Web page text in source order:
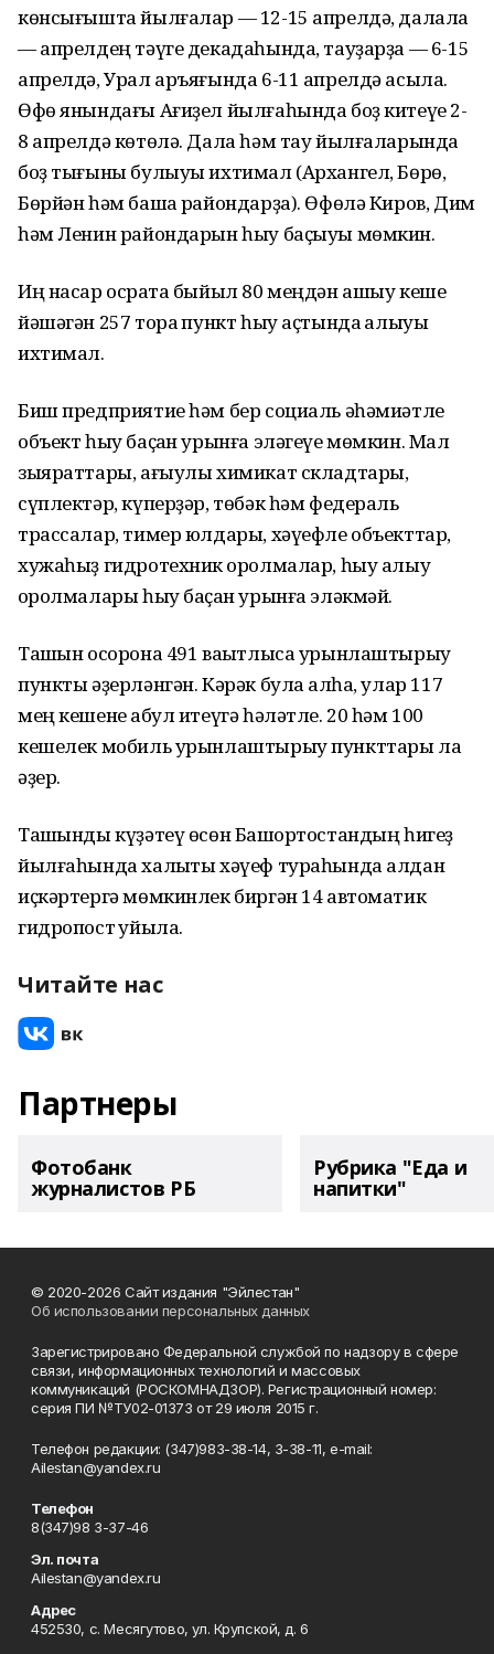
көнсығышта йылғалар — 12-15 апрелдә, далала
— апрелдең тәүге декадаһында, тауҙарҙа — 6-15
апрелдә, Урал аръяғында 6-11 апрелдә асыла.
Өфө янындағы Ағиҙел йылғаһында боҙ китеүе 2-
8 апрелдә көтөлә. Дала һәм тау йылғаларында
боҙ тығыны булыуы ихтимал (Архангел, Бөрө,
Бөрйән һәм башҡа райондарҙа). Өфөлә Киров, Дим
һәм Ленин райондарын һыу баҫыуы мөмкин.
Иң насар осраҡта быйыл 80 меңдән ашыу кеше
йәшәгән 257 тораҡ пункт һыу аҫтында ҡалыуы
ихтимал.
Биш предприятие һәм бер социаль әһәмиәтле
объект һыу баҫҡан урынға эләгеүе мөмкин. Мал
зыяраттары, ағыулы химикат складтары,
сүплектәр, күперҙәр, төбәк һәм федераль
трассалар, тимер юлдары, хәүефле объекттар,
хужаһыҙ гидротехник ҡоролмалар, һыу алыу
ҡоролмалары һыу баҫҡан урынға эләкмәй.
Ташҡын осорона 491 ваҡытлыса урынлаштырыу
пункты әҙерләнгән. Кәрәк була ҡалһа, улар 117
мең кешене ҡабул итеүгә һәләтле. 20 һәм 100
кешелек мобиль урынлаштырыу пункттары ла
әҙер.
Ташҡынды күҙәтеү өсөн Башҡортостандың һигеҙ
йылғаһында халыҡты хәүеф тураһында алдан
иҫкәртергә мөмкинлек биргән 14 автоматик
гидропост ҡуйыла.
Читайте нас
Партнеры
Фотобанк
журналистов РБ
Рубрика "Еда и
напитки"
© 2020-2026 Сайт издания "Эйлестан"
Об использовании персональных данных
Зарегистрировано Федеральной службой по надзору в сфере
связи, информационных технологий и массовых
коммуникаций (РОСКОМНАДЗОР). Регистрационный номер:
серия ПИ №ТУ02-01373 от 29 июля 2015 г.
Телефон редакции: (347)983-38-14, 3-38-11, e-mail:
Ailestan@yandex.ru
Телефон
8(347)98 3-37-46
Эл. почта
Ailestan@yandex.ru
Адрес
452530, с. Месягутово, ул. Крупской, д. 6